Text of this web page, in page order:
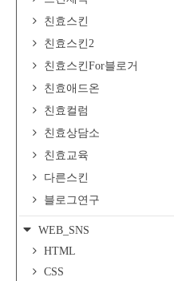
친효스킨
친효스킨2
친효스킨For블로거
친효애드온
친효컬럼
친효상담소
친효교육
다른스킨
블로그연구
WEB_SNS
HTML
CSS